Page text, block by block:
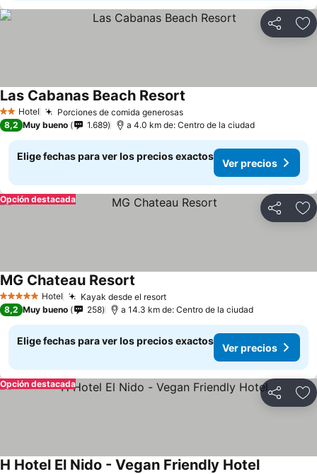
Compartir
2 Estrellas
Hotel Porciones de comida generosas
Las Cabanas Beach Resort
8,2 Muy bueno 1.689 a 4.0 km de: Centro de la ciudad
Elige fechas para ver los precios exactos
Ver precios
Compartir
Opción destacada
5 Estrellas Hotel Kayak desde el resort
MG Chateau Resort
8,2 Muy bueno 258 a 14.3 km de: Centro de la ciudad
Elige fechas para ver los precios exactos
Ver precios
Compartir
Opción destacada
H Hotel El Nido - Vegan Friendly Hotel